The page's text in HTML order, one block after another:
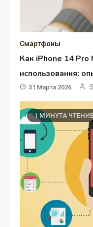
Смартфоны
Как iPhone 14 Pro
использования:
31 Марта 2026
1 МИНУТА ЧТЕНИЕ